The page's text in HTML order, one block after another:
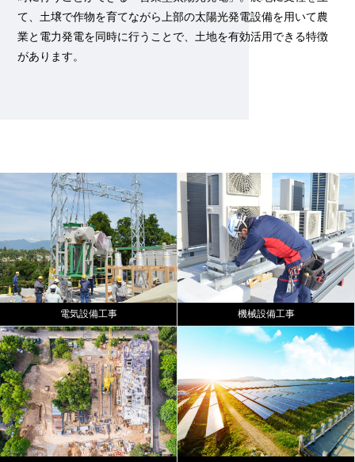
て、土壌で作物を育てながら上部の太陽光発電設備を用いて農
業と電力発電を同時に行うことで、土地を有効活用できる特徴
があります。
電気設備工事 機械設備工事